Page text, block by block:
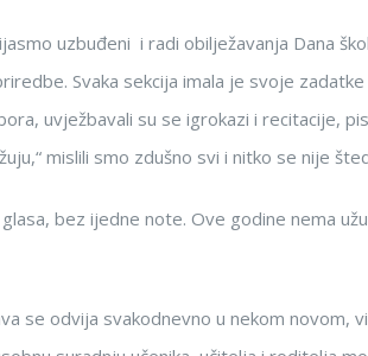
uzbuđeni i radi obilježavanja Dana
Svaka sekcija imala je svoje
uvježbavali su se igrokazi i recitacije,
mislili smo zdušno svi i nitko se nije
bez ijedne note. Ove godine nema
se odvija svakodnevno u nekom novom,